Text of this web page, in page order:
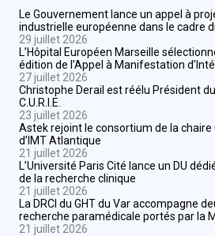
Le Gouvernement lance un appel à
industrielle européenne dans le cadre
29 juillet 2026
L’Hôpital Européen Marseille
édition de l’Appel à Manifestation
27 juillet 2026
Christophe Derail est réélu Président
C.U.R.I.E.
23 juillet 2026
Astek rejoint le consortium de la chaire
d’IMT Atlantique
21 juillet 2026
L’Université Paris Cité lance un DU
de la recherche clinique
21 juillet 2026
La DRCI du GHT du Var accompagne
recherche paramédicale portés par la
21 juillet 2026